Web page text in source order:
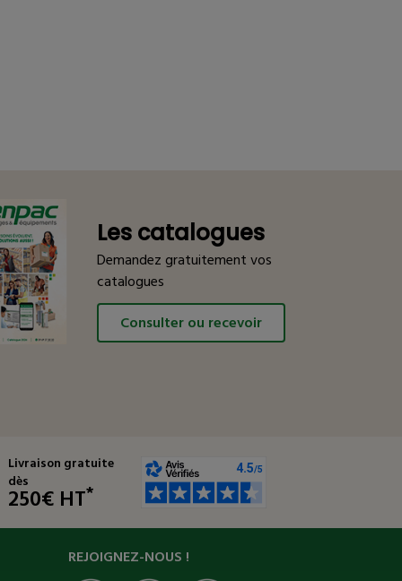
Les catalogues
Demandez gratuitement vos
catalogues
Consulter ou recevoir
Livraison gratuite
dès
250€ HT*
REJOIGNEZ-NOUS !